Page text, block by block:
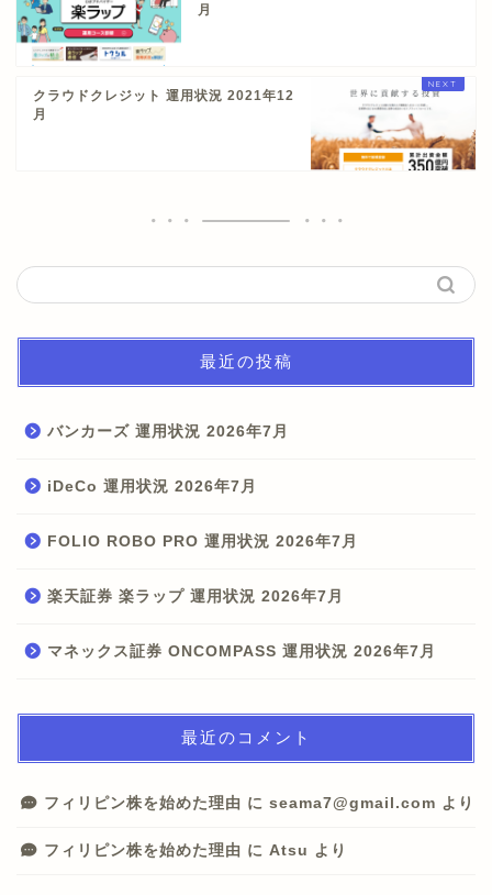
月
クラウドクレジット 運用状況 2021年12
月
最近の投稿
バンカーズ 運用状況 2026年7月
iDeCo 運用状況 2026年7月
FOLIO ROBO PRO 運用状況 2026年7月
楽天証券 楽ラップ 運用状況 2026年7月
マネックス証券 ONCOMPASS 運用状況 2026年7月
最近のコメント
フィリピン株を始めた理由 に seama7@gmail.com より
フィリピン株を始めた理由 に Atsu より